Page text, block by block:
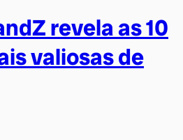
revela as 10
valiosas de